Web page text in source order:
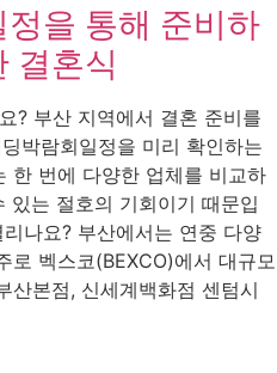
을 통해 준비하
결혼식
? 부산 지역에서 결혼 준비를
박람회일정을 미리 확인하는
한 번에 다양한 업체를 비교하
있는 절호의 기회이기 때문입
나요? 부산에서는 연중 다양
로 벡스코(BEXCO)에서 대규모
산본점, 신세계백화점 센텀시